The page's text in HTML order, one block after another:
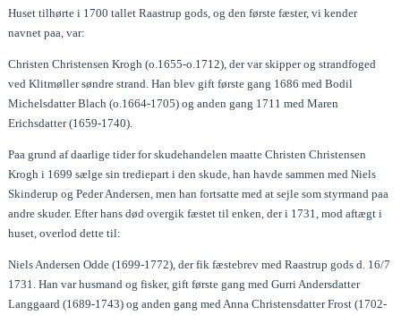
Huset tilhørte i 1700 tallet Raastrup gods, og den første fæster, vi kender
navnet paa, var:
Christen Christensen Krogh (o.1655-o.1712), der var skipper og strandfoged
ved Klitmøller søndre strand. Han blev gift første gang 1686 med Bodil
Michelsdatter Blach (o.1664-1705) og anden gang 1711 med Maren
Erichsdatter (1659-1740).
Paa grund af daarlige tider for skudehandelen maatte Christen Christensen
Krogh i 1699 sælge sin trediepart i den skude, han havde sammen med Niels
Skinderup og Peder Andersen, men han fortsatte med at sejle som styrmand paa
andre skuder. Efter hans død overgik fæstet til enken, der i 1731, mod aftægt i
huset, overlod dette til:
Niels Andersen Odde (1699-1772), der fik fæstebrev med Raastrup gods d. 16/7
1731. Han var husmand og fisker, gift første gang med Gurri Andersdatter
Langgaard (1689-1743) og anden gang med Anna Christensdatter Frost (1702-